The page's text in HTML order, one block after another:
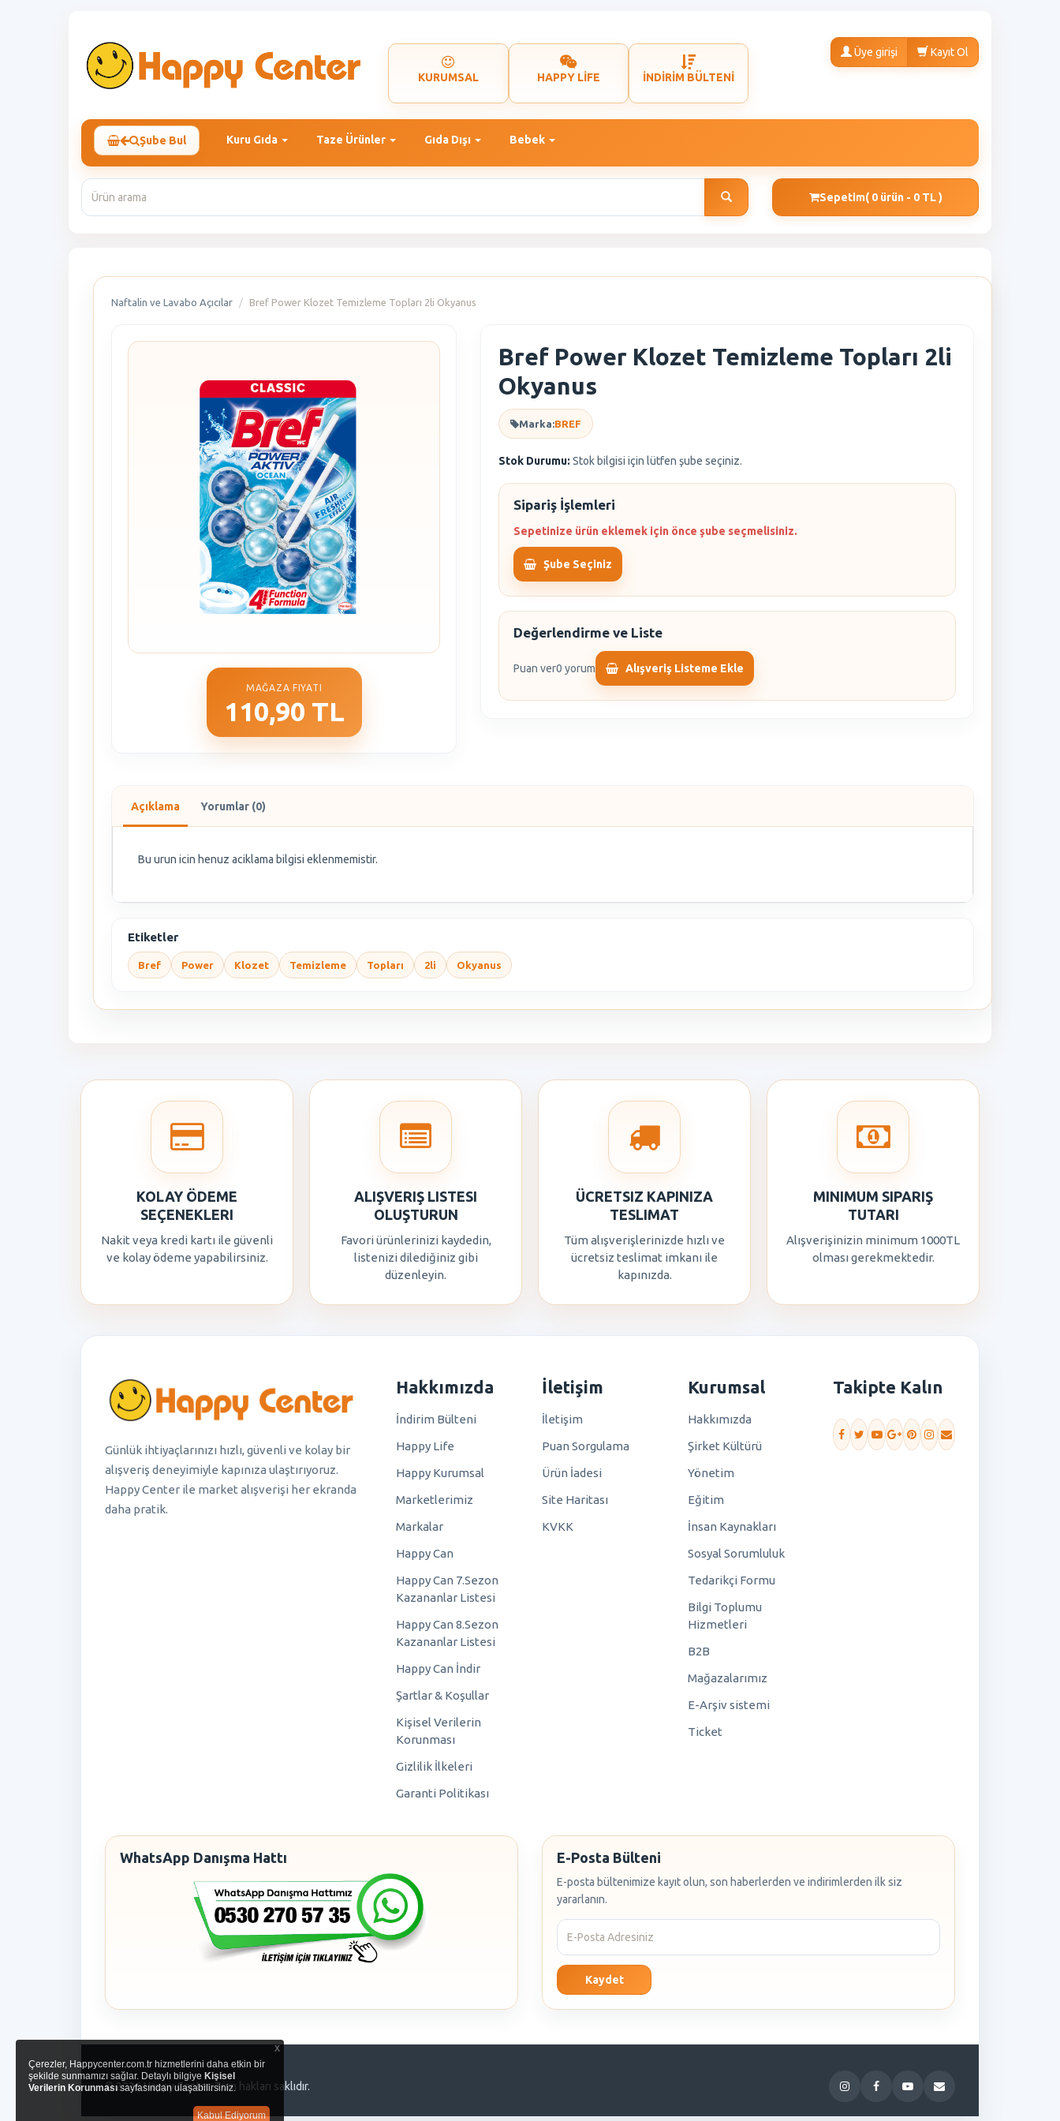
KURUMSAL HAPPY LİFE İNDİRİM BÜLTENİ
Üye girişi Kayıt Ol
Şube Bul Kuru Gıda Taze Ürünler Gıda Dışı Bebek
Sepetim( 0 ürün - 0 TL )
Naftalin ve Lavabo Açıcılar Bref Power Klozet Temizleme Topları 2li Okyanus
MAĞAZA FIYATI
110,90 TL
Bref Power Klozet Temizleme Topları 2li
Okyanus
Marka:BREF
Stok Durumu: Stok bilgisi için lütfen şube seçiniz.
Sipariş İşlemleri
Sepetinize ürün eklemek için önce şube seçmelisiniz.
Şube Seçiniz
Değerlendirme ve Liste
Puan ver0 yorum Alışveriş Listeme Ekle
Açıklama Yorumlar (0)
Bu urun icin henuz aciklama bilgisi eklenmemistir.
Etiketler
Bref Power Klozet Temizleme Topları 2li Okyanus
KOLAY ÖDEME
SEÇENEKLERI
Nakit veya kredi kartı ile güvenli
ve kolay ödeme yapabilirsiniz.
ALIŞVERIŞ LISTESI
OLUŞTURUN
Favori ürünlerinizi kaydedin,
listenizi dilediğiniz gibi
düzenleyin.
ÜCRETSIZ KAPINIZA
TESLIMAT
Tüm alışverişlerinizde hızlı ve
ücretsiz teslimat imkanı ile
kapınızda.
MINIMUM SIPARIŞ
TUTARI
Alışverişinizin minimum 1000TL
olması gerekmektedir.
Günlük ihtiyaçlarınızı hızlı, güvenli ve kolay bir
alışveriş deneyimiyle kapınıza ulaştırıyoruz.
Happy Center ile market alışverişi her ekranda
daha pratik.
Hakkımızda
İndirim Bülteni
Happy Life
Happy Kurumsal
Marketlerimiz
Markalar
Happy Can
Happy Can 7.Sezon
Kazananlar Listesi
Happy Can 8.Sezon
Kazananlar Listesi
Happy Can İndir
Şartlar & Koşullar
Kişisel Verilerin
Korunması
Gizlilik İlkeleri
Garanti Politikası
İletişim
İletişim
Puan Sorgulama
Ürün İadesi
Site Haritası
KVKK
Kurumsal
Hakkımızda
Şirket Kültürü
Yönetim
Eğitim
İnsan Kaynakları
Sosyal Sorumluluk
Tedarikçi Formu
Bilgi Toplumu
Hizmetleri
B2B
Mağazalarımız
E-Arşiv sistemi
Ticket
Takipte Kalın
WhatsApp Danışma Hattı E-Posta Bülteni
E-posta bültenimize kayıt olun, son haberlerden ve indirimlerden ilk siz
yararlanın.
Kaydet
© 2026 Happy Center. Tüm hakları saklıdır.
x
Çerezler, Happycenter.com.tr hizmetlerini daha etkin bir
şekilde sunmamızı sağlar. Detaylı bilgiye Kişisel
Verilerin Korunmasısayfasından ulaşabilirsiniz.
Kabul Ediyorum